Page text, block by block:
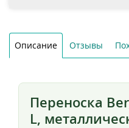
Описание Отзывы
Переноска
L,